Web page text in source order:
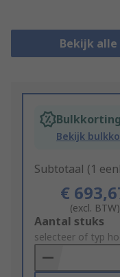
Bekijk alle
Bekijk
Subtotaal (1
€
(excl. BTW)
Add
to
Basket
Aantal stuks
selecteer of typ